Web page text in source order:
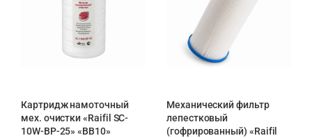
Картридж намоточный
мех. очистки «Raifil SC-
10W-BP-25» «BB10»
Механический фильтр
лепестковый
(гофрированный) «Raifil